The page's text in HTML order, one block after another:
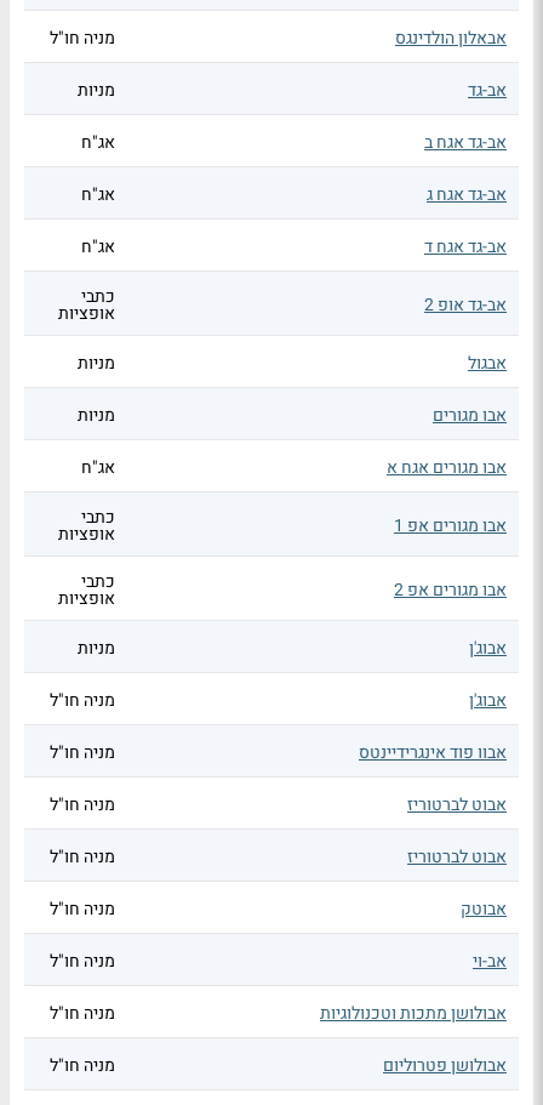
אבאלון הולדינגס מניה חו"ל
אב-גד מניות
אב-גד אגח ב אג"ח
אב-גד אגח ג אג"ח
אב-גד אגח ד אג"ח
אב-גד אופ 2 כתבי
אופציות
אבגול
מניות
אבו מגורים מניות
אבו מגורים אגח א אג"ח
אבו מגורים אפ 1 כתבי
אופציות
אבו מגורים אפ 2 כתבי
אופציות
אבוג'ן
מניות
אבוג'ן מניה חו"ל
אבוו פוד אינגרידיינטס מניה חו"ל
אבוט לברטוריז מניה חו"ל
אבוט לברטוריז מניה חו"ל
אבוטק מניה חו"ל
אב-וי מניה חו"ל
אבולושן מתכות וטכנולוגיות מניה חו"ל
אבולושן פטרוליום מניה חו"ל